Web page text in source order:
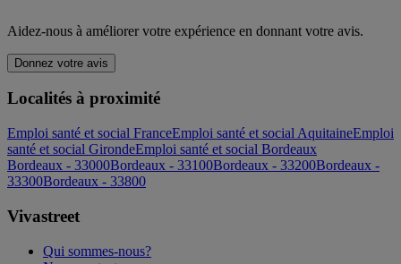
Aidez-nous à améliorer votre expérience en donnant votre avis.
Donnez votre avis
Localités à proximité
Emploi santé et social FranceEmploi santé et social AquitaineEmploi
santé et social GirondeEmploi santé et social Bordeaux
Bordeaux - 33000Bordeaux - 33100Bordeaux - 33200Bordeaux -
33300Bordeaux - 33800
Vivastreet
Qui sommes-nous?